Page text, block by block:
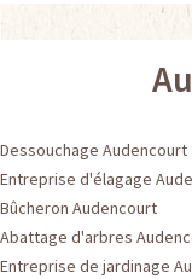
Dessouchage Audencourt
Entreprise d'élagage
Bûcheron Audencourt
Abattage d'arbres
Entreprise de jardinage